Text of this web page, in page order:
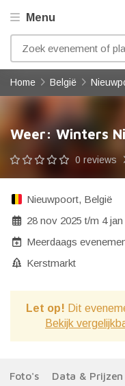
Menu
Home België
Weer: Winters
0 reviews
Nieuwpoort, België
28 nov 2025 t/m 4
Meerdaags
Kerstmarkt
Let op! Dit
Bekijk
Foto's Data & Prijzen